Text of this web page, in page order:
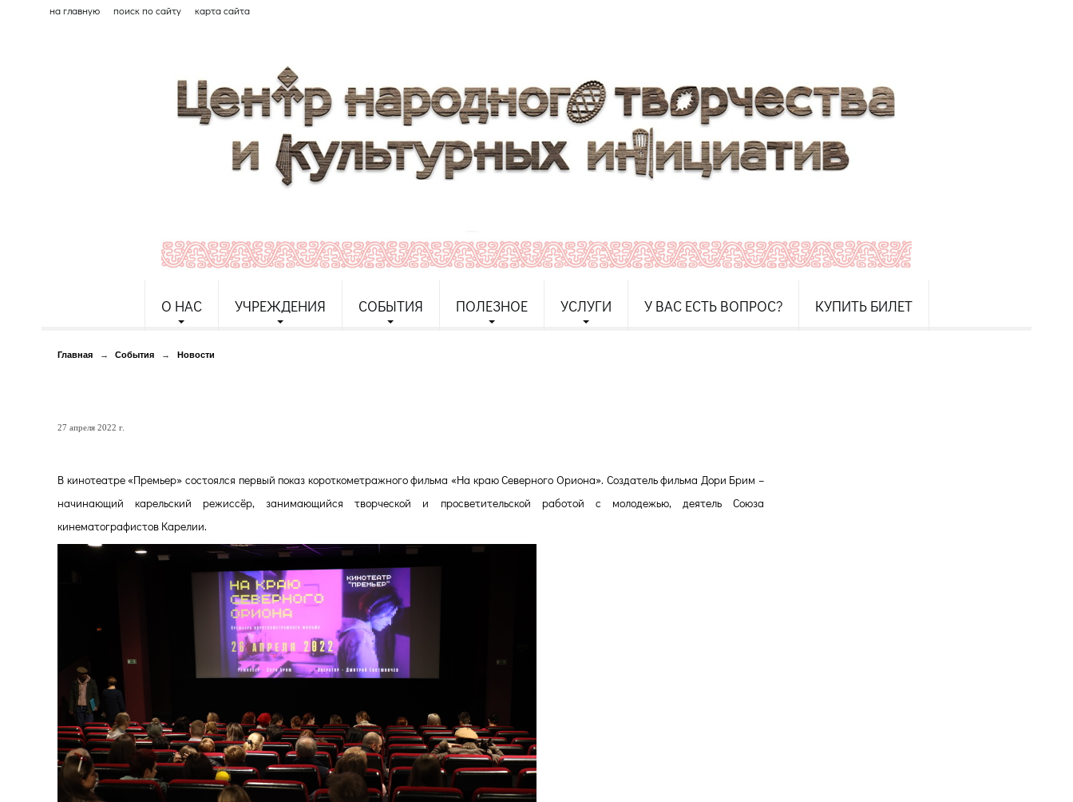
на главную поиск по сайту карта сайта
О НАС УЧРЕЖДЕНИЯ СОБЫТИЯ ПОЛЕЗНОЕ УСЛУГИ У ВАС ЕСТЬ ВОПРОС? КУПИТЬ БИЛЕТ
Главная → События → Новости
27 апреля 2022 г.
В кинотеатре «Премьер» состоялся первый показ короткометражного фильма «На краю Северного Ориона». Создатель фильма Дори Брим –
начинающий карельский режиссёр, занимающийся творческой и просветительской работой с молодежью, деятель Союза
кинематографистов Карелии.